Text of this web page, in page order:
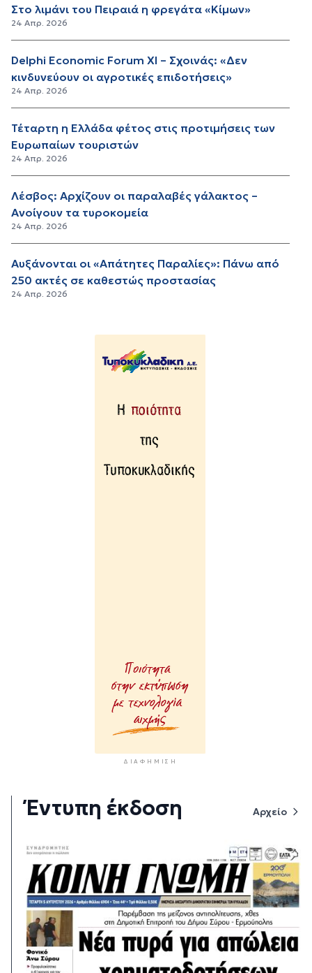
Στο λιμάνι του Πειραιά η φρεγάτα «Κίμων»
24 Απρ. 2026
Delphi Economic Forum XI – Σχοινάς: «Δεν
κινδυνεύουν οι αγροτικές επιδοτήσεις»
24 Απρ. 2026
Τέταρτη η Ελλάδα φέτος στις προτιμήσεις των
Ευρωπαίων τουριστών
24 Απρ. 2026
Λέσβος: Αρχίζουν οι παραλαβές γάλακτος –
Ανοίγουν τα τυροκομεία
24 Απρ. 2026
Αυξάνονται οι «Απάτητες Παραλίες»: Πάνω από
250 ακτές σε καθεστώς προστασίας
24 Απρ. 2026
ΔΙΑΦΉΜΙΣΗ
Έντυπη έκδοση Αρχείο